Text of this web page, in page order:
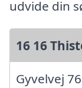
udvide din
16 16
Gyvelvej